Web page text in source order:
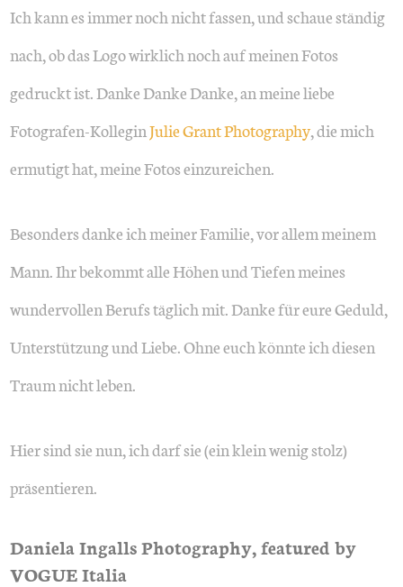
Ich kann es immer noch nicht fassen, und schaue ständig
nach, ob das Logo wirklich noch auf meinen Fotos
gedruckt ist. Danke Danke Danke, an meine liebe
Fotografen-KolleginJulie Grant Photography, die mich
ermutigt hat, meine Fotos einzureichen.
Besonders danke ich meiner Familie, vor allem meinem
Mann. Ihr bekommt alle Höhen und Tiefen meines
wundervollen Berufs täglich mit. Danke für eure Geduld,
Unterstützung und Liebe. Ohne euch könnte ich diesen
Traum nicht leben.
Hier sind sie nun, ich darf sie (ein klein wenig stolz)
präsentieren.
Daniela Ingalls Photography, featured by
VOGUE Italia